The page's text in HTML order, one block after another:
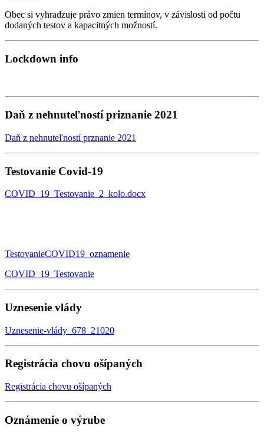
Obec si vyhradzuje právo zmien termínov, v závislosti od počtu
dodaných testov a kapacitných možností.
Lockdown info
Daň z nehnuteľností priznanie 2021
Daň z nehnuteľností prznanie 2021
Testovanie Covid-19
COVID_19_Testovanie_2_kolo.docx
TestovanieCOVID19_oznamenie
COVID_19_Testovanie
Uznesenie vlády
Uznesenie-vlády_678_21020
Registrácia chovu ošípaných
Registrácia chovu ošípaných
Oznámenie o výrube